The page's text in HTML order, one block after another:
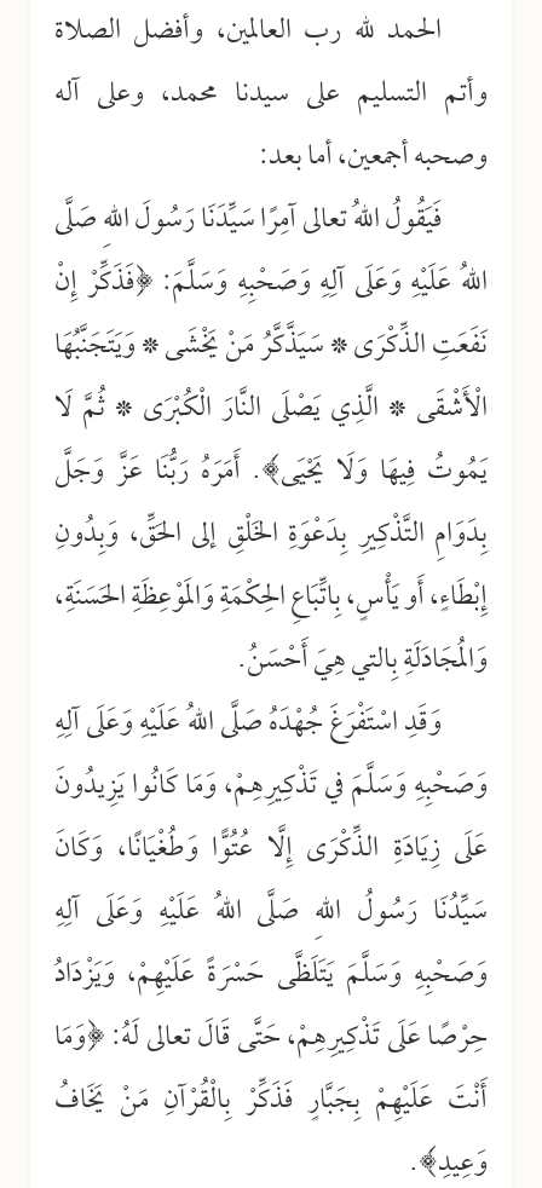
الحمد لله رب العالمين، وأفضل الصلاة
وأتم التسليم على سيدنا محمد، وعلى آله
وصحبه أجمعين، أما بعد:
فَيَقُولُ اللهُ تعالى آمِرًا سَيِّدَنَا رَسُولَ اللهِ صَلَّى
اللهُ عَلَيْهِ وَعَلَى آلِهِ وَصَحْبِهِ وَسَلَّمَ: ﴿فَذَكِّرْ إِنْ
نَفَعَتِ الذِّكْرَى * سَيَذَّكَّرُ مَنْ يَخْشَى * وَيَتَجَنَّبُهَا
الْأَشْقَى * الَّذِي يَصْلَى النَّارَ الْكُبْرَى * ثُمَّ لَا
يَمُوتُ فِيهَا وَلَا يَحْيَى﴾. أَمَرَهُ رَبُّنَا عَزَّ وَجَلَّ
بِدَوَامِ التَّذْكِيرِ بِدَعْوَةِ الخَلْقِ إلى الحَقِّ، وَبِدُونِ
إِبْطَاءٍ، أَو يَأْسٍ، بِاتِّبَاعِ الحِكْمَةِ وَالمَوْعِظَةِ الحَسَنَةِ،
وَالمُجَادَلَةِ بِالتي هِيَ أَحْسَنُ.
وَقَدِ اسْتَفْرَغَ جُهْدَهُ صَلَّى اللهُ عَلَيْهِ وَعَلَى آلِهِ
وَصَحْبِهِ وَسَلَّمَ في تَذْكِيرِهِمْ، وَمَا كَانُوا يَزِيدُونَ
عَلَى زِيَادَةِ الذِّكْرَى إِلَّا عُتُوًّا وَطُغْيَانًا، وَكَانَ
سَيِّدُنَا رَسُولُ اللهِ صَلَّى اللهُ عَلَيْهِ وَعَلَى آلِهِ
وَصَحْبِهِ وَسَلَّمَ يَتَلَظَّى حَسْرَةً عَلَيْهِمْ، وَيَزْدَادُ
حِرْصًا عَلَى تَذْكِيرِهِمْ، حَتَّى قَالَ تعالى لَهُ: ﴿وَمَا
أَنْتَ عَلَيْهِمْ بِجَبَّارٍ فَذَكِّرْ بِالْقُرْآنِ مَنْ يَخَافُ
وَعِيدِ﴾.